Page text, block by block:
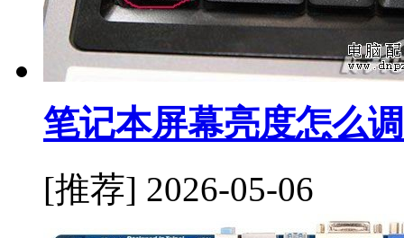
笔记本屏幕亮度怎么
[推荐] 2026-05-06